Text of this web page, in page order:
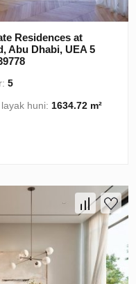
Residences at
Abu Dhabi, UEA 5
5
huni: 1634.72 m²